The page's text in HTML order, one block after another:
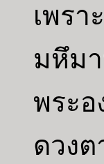
เพร
มหึม
พระ
ดวงต